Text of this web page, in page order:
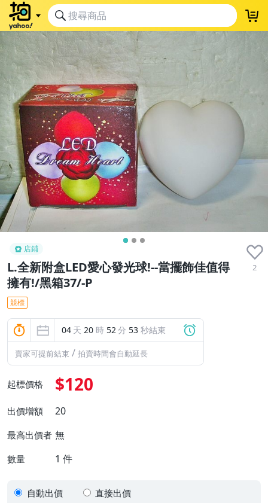
店鋪
L.全新附盒LED愛心發光球!--當擺飾佳值得
擁有!/黑箱37/-P
2
競標
04 天 20 時 52分 52 秒結束
賣家可提前結束 / 拍賣時間會自動延長
起標價格 $120
出價增額 20
最高出價者 無
數量 1 件
自動出價 直接出價